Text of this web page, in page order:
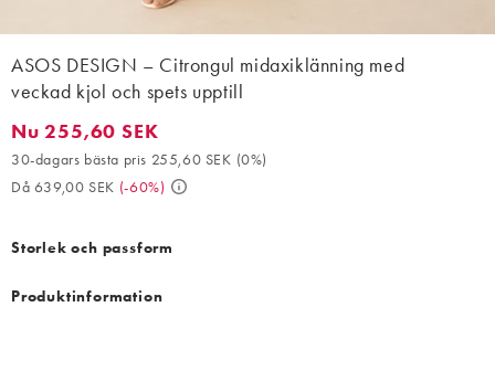
ASOS DESIGN – Citrongul midaxiklänning med
veckad kjol och spets upptill
Nu 255,60 SEK. 30-dagars bästa pris 255,60 SEK (0%). Då
Nu 255,60 SEK
30-dagars bästa pris 255,60 SEK (0%)
Då 639,00 SEK (-60%)
Storlek och passform
Produktinformation